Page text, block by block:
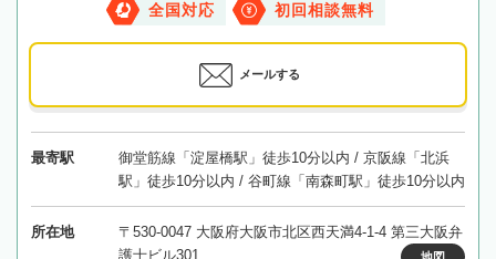
全国対応 初回相談無料
メールする
最寄駅
御堂筋線「淀屋橋駅」徒歩10分以内 / 京阪線「北浜
駅」徒歩10分以内 / 谷町線「南森町駅」徒歩10分以内
所在地
〒530-0047 大阪府大阪市北区西天満4-1-4 第三大阪弁
護士ビル301